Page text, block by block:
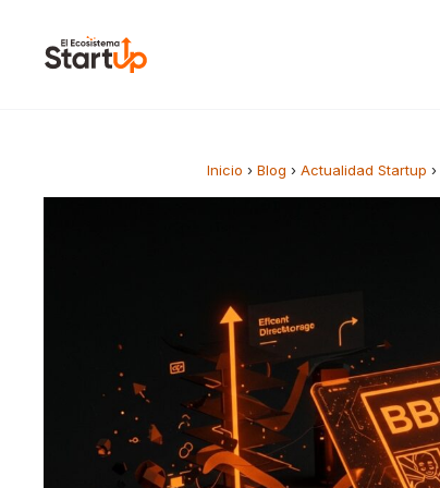
Inicio › Blog › Actualidad Startup ›